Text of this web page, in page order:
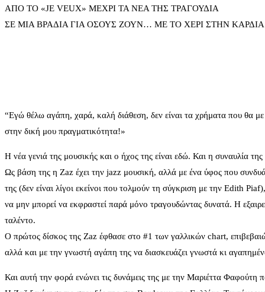
ΑΠΟ ΤΟ «JE VEUX» ΜΕΧΡΙ ΤΑ ΝΕΑ ΤΗΣ ΤΡΑΓΟΥΔΙΑ
ΣΕ ΜΙΑ ΒΡΑΔΙΑ ΓΙΑ ΟΣΟΥΣ ΖΟΥΝ… ΜΕ ΤΟ ΧΕΡΙ ΣΤΗΝ
“Εγώ θέλω αγάπη, χαρά, καλή διάθεση, δεν είναι τα χρήματα που θα
στην δική μου πραγματικότητα!»
Η νέα γενιά της μουσικής και ο ήχος της είναι εδώ. Και η συναυλία
Ως βάση της η Zaz έχει την jazz μουσική, αλλά με ένα ύφος που
της (δεν είναι λίγοι εκείνοι που τολμούν τη σύγκριση με την Edith
να μην μπορεί να εκφραστεί παρά μόνο τραγουδώντας δυνατά. Η
ταλέντο.
Ο πρώτος δίσκος της Zaz έφθασε στο #1 των γαλλικών chart,
αλλά και με την γνωστή αγάπη της να διασκευάζει γνωστά κι
Και αυτή την φορά ενώνει τις δυνάμεις της με την Μαριέττα Φαφούτη